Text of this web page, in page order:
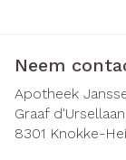
Neem
Apotheek
Graaf
8301 Knokke-